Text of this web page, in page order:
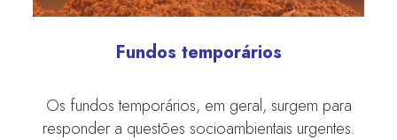
Fundos temporários
Os fundos temporários, em geral, surgem para
responder a questões socioambientais urgentes.